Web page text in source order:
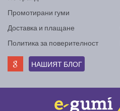
Промотирани гуми
Доставка и плащане
Политика за поверителност
НАШИЯТ БЛОГ